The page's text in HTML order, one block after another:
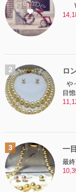
ロ
や
目
一
最